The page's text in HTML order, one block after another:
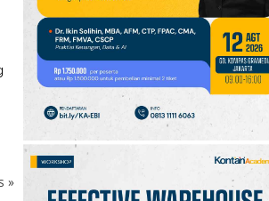
»
10 Promo JSM Superindo
7–9 Agustus 2026,
Minyak Goreng Rp37.900
hingga Buah Diskon 50%